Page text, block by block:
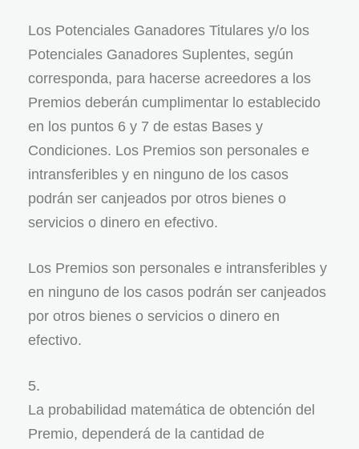
Los Potenciales Ganadores Titulares y/o los
Potenciales Ganadores Suplentes, según
corresponda, para hacerse acreedores a los
Premios deberán cumplimentar lo establecido
en los puntos 6 y 7 de estas Bases y
Condiciones. Los Premios son personales e
intransferibles y en ninguno de los casos
podrán ser canjeados por otros bienes o
servicios o dinero en efectivo.
Los Premios son personales e intransferibles y
en ninguno de los casos podrán ser canjeados
por otros bienes o servicios o dinero en
efectivo.
La probabilidad matemática de obtención del
Premio, dependerá de la cantidad de